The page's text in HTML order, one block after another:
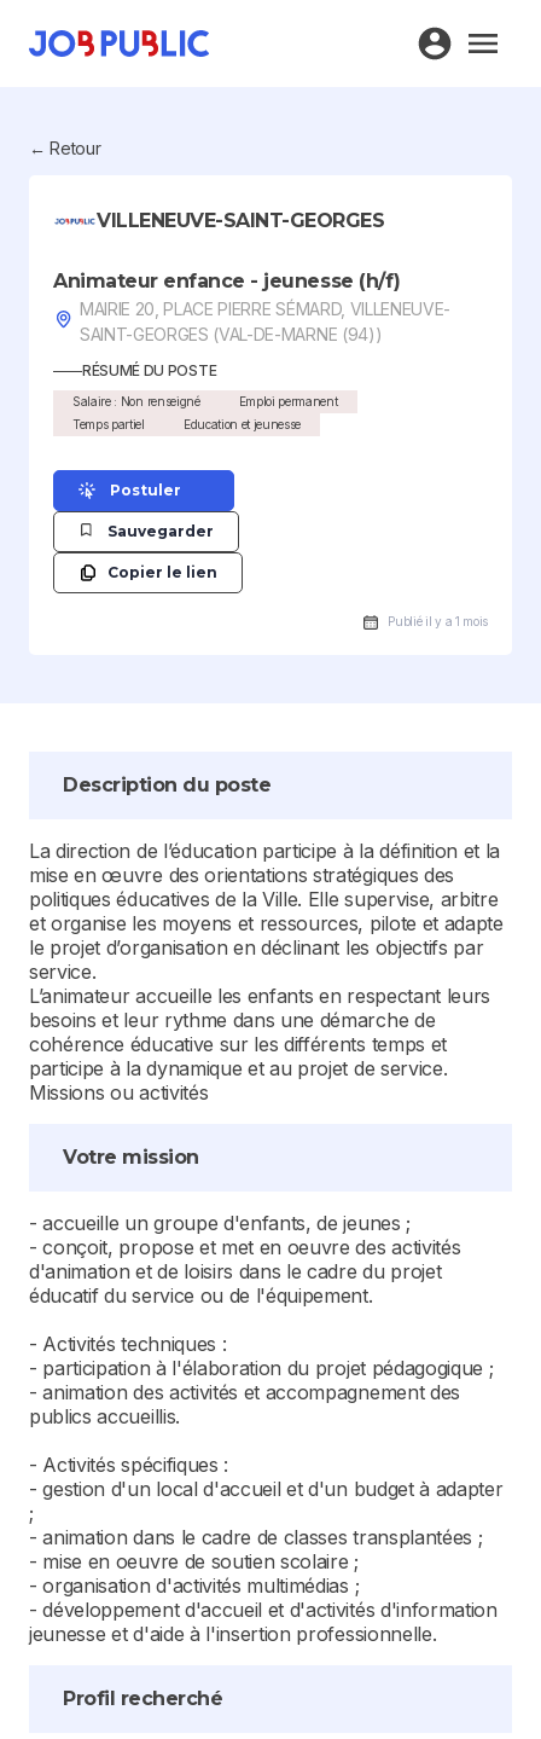
← Retour
VILLENEUVE-SAINT-GEORGES
Animateur enfance - jeunesse (h/f)
MAIRIE 20, PLACE PIERRE SÉMARD, VILLENEUVE-
SAINT-GEORGES (VAL-DE-MARNE (94))
RÉSUMÉ DU POSTE
Salaire : Non renseigné
Emploi permanent
Temps partiel
Education et jeunesse
Postuler
Sauvegarder
Copier le lien
Publié il y a 1 mois
Description du poste
La direction de l’éducation participe à la définition et la
mise en œuvre des orientations stratégiques des
politiques éducatives de la Ville. Elle supervise, arbitre
et organise les moyens et ressources, pilote et adapte
le projet d’organisation en déclinant les objectifs par
service.
L’animateur accueille les enfants en respectant leurs
besoins et leur rythme dans une démarche de
cohérence éducative sur les différents temps et
participe à la dynamique et au projet de service.
Missions ou activités
Votre mission
- accueille un groupe d'enfants, de jeunes ;
- conçoit, propose et met en oeuvre des activités
d'animation et de loisirs dans le cadre du projet
éducatif du service ou de l'équipement.
- Activités techniques :
- participation à l'élaboration du projet pédagogique ;
- animation des activités et accompagnement des
publics accueillis.
- Activités spécifiques :
- gestion d'un local d'accueil et d'un budget à adapter
;
- animation dans le cadre de classes transplantées ;
- mise en oeuvre de soutien scolaire ;
- organisation d'activités multimédias ;
- développement d'accueil et d'activités d'information
jeunesse et d'aide à l'insertion professionnelle.
Profil recherché